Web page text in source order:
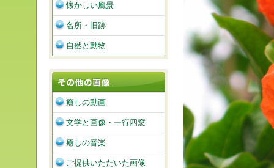
懐かしい風景
名所・旧跡
自然と動物
癒しの動画
文学と画像・一行四窓
癒しの音楽
ご提供いただいた画像